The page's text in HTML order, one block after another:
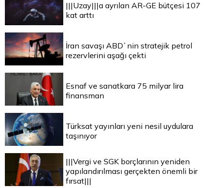
|||Uzay|||a ayrılan AR-GE bütçesi 107
kat arttı
İran savaşı ABD`nin stratejik petrol
rezervlerini aşağı çekti
Esnaf ve sanatkara 75 milyar lira
finansman
Türksat yayınları yeni nesil uydulara
taşınıyor
|||Vergi ve SGK borçlarının yeniden
yapılandırılması gerçekten önemli bir
fırsat|||